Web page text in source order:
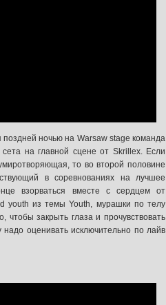
ночью на Warsaw stage команда
на главной сцене от Skrillex. Если
то во второй половине
в соревнованиях на лучшее
взорваться вместе с сердцем от
youth из темы Youth, мурашки по телу
чтобы закрыть глаза и прочувствовать
надо оценивать исключительно по лайв